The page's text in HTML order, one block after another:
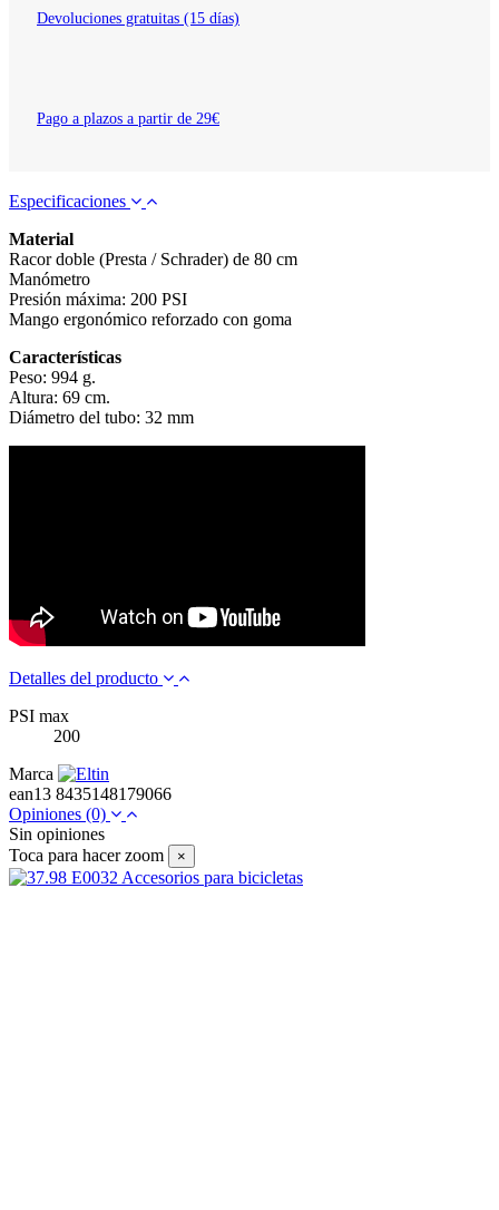
Devoluciones gratuitas (15 días)
Pago a plazos a partir de 29€
Especificaciones
Material
Racor doble (Presta / Schrader) de 80 cm
Manómetro
Presión máxima: 200 PSI
Mango ergonómico reforzado con goma
Características
Peso: 994 g.
Altura: 69 cm.
Diámetro del tubo: 32 mm
Detalles del producto
PSI max
200
Marca
ean13 8435148179066
Opiniones (0)
Sin opiniones
Toca para hacer zoom
×